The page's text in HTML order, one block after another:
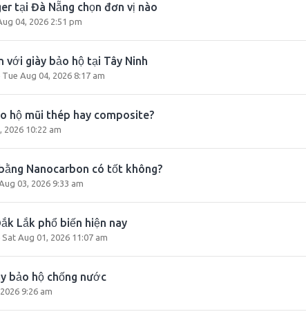
tại Đà Nẵng chọn đơn vị nào
04, 2026 2:51 pm
với giày bảo hộ tại Tây Ninh
Tue Aug 04, 2026 8:17 am
hộ mũi thép hay composite?
2026 10:22 am
Nanocarbon có tốt không?
03, 2026 9:33 am
Lắk phổ biến hiện nay
Sat Aug 01, 2026 11:07 am
bảo hộ chống nước
9:26 am